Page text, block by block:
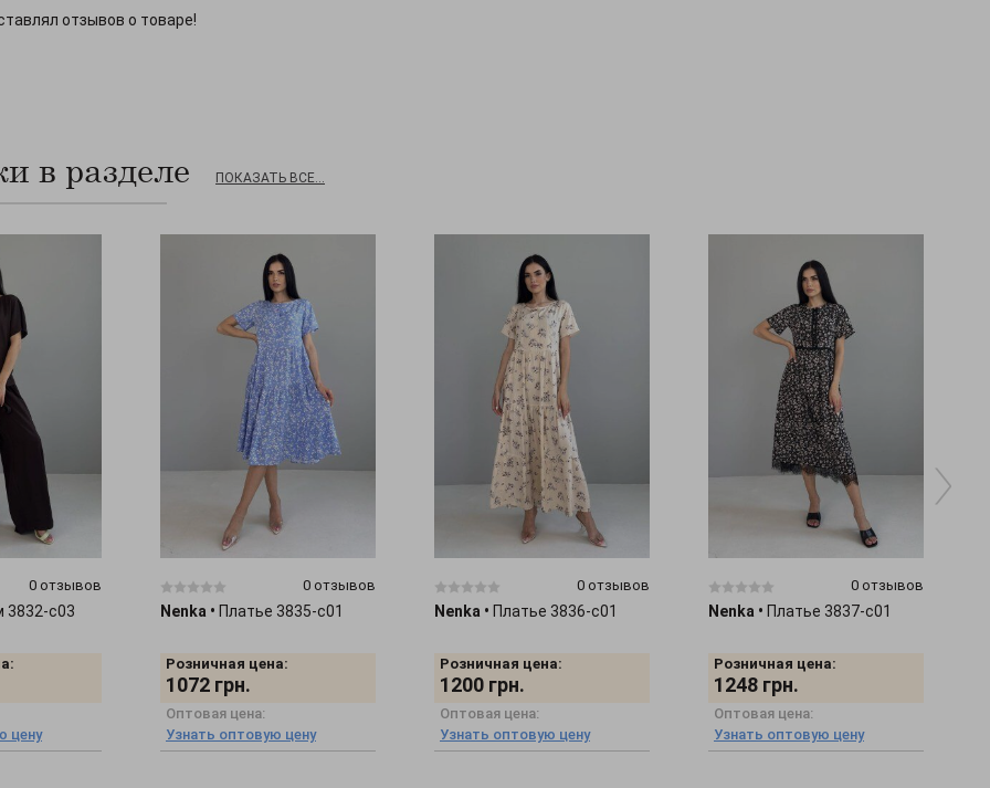
отзывов о товаре!
в разделе ПОКАЗАТЬ ВСЕ...
0 отзывов
3832-c03
цену
0 отзывов
Nenka • Платье 3835-c01
Розничная цена:
1072 грн.
Оптовая цена:
Узнать оптовую цену
0 отзывов
Nenka • Платье 3836-c01
Розничная цена:
1200 грн.
Оптовая цена:
Узнать оптовую цену
0 отзывов
Nenka • Платье 3837-c01
Розничная цена:
1248 грн.
Оптовая цена:
Узнать оптовую цену